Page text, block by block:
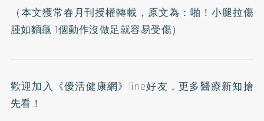
（本文獲常春月刊授權轉載，原文為： 啪！小腿拉傷
腫如麵龜 1個動作沒做足就容易受傷）
歡迎加入 《優活健康網》line好友 ，更多醫療新知搶
先看！